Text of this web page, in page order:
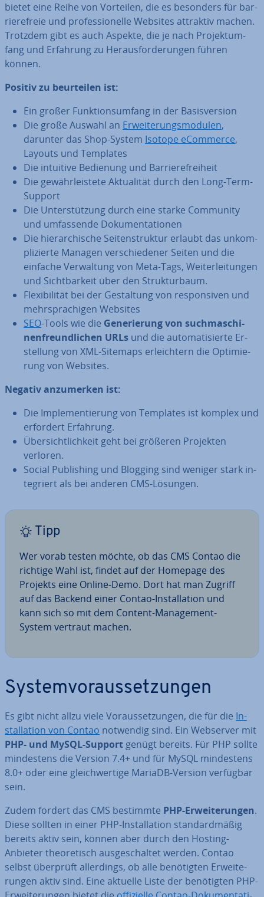
bietet eine Reihe von Vorteilen, die es besonders für bar­
rie­re­freie und pro­fes­sio­nel­le Websites attraktiv machen.
Trotzdem gibt es auch Aspekte, die je nach Pro­jekt­um­
fang und Erfahrung zu Her­aus­for­de­run­gen führen
können.
Positiv zu be­ur­tei­len ist:
Ein großer Funk­ti­ons­um­fang in der Ba­sis­ver­si­on
Die große Auswahl an Er­wei­te­rungs­mo­du­len,
darunter das Shop-System Isotope eCommerce,
Layouts und Templates
Die intuitive Bedienung und Bar­rie­re­frei­heit
Die ge­währ­leis­te­te Ak­tua­li­tät durch den Long-Term-
Support
Die Un­ter­stüt­zung durch eine starke Community
und um­fas­sen­de Do­ku­men­ta­tio­nen
Die hier­ar­chi­sche Sei­ten­struk­tur erlaubt das un­kom­
pli­zier­te Managen ver­schie­de­ner Seiten und die
einfache Ver­wal­tung von Meta-Tags, Wei­ter­lei­tun­gen
und Sicht­bar­keit über den Struk­tur­baum.
Fle­xi­bi­li­tät bei der Ge­stal­tung von re­spon­si­ven und
mehr­spra­chi­gen Websites
SEO-Tools wie die Ge­ne­rie­rung von such­ma­schi­
nen­freund­li­chen URLs und die au­to­ma­ti­sier­te Er­
stel­lung von XML-Sitemaps er­leich­tern die Op­ti­mie­
rung von Websites.
Negativ an­zu­mer­ken ist:
Die Im­ple­men­tie­rung von Templates ist komplex und
erfordert Erfahrung.
Über­sicht­lich­keit geht bei größeren Projekten
verloren.
Social Pu­bli­shing und Blogging sind weniger stark in­
te­griert als bei anderen CMS-Lösungen.
Tipp
Wer vorab testen möchte, ob das CMS Contao die
richtige Wahl ist, findet auf der Homepage des
Projekts eine Online-Demo. Dort hat man Zugriff
auf das Backend einer Contao-In­stal­la­ti­on und
kann sich so mit dem Content-Ma­nage­ment-
System vertraut machen.
Sys­tem­vor­aus­set­zun­gen
Es gibt nicht allzu viele Vor­aus­set­zun­gen, die für die In­
stal­la­ti­on von Contao notwendig sind. Ein Webserver mit
PHP- und MySQL-Support genügt bereits. Für PHP sollte
min­des­tens die Version 7.4+ und für MySQL min­des­tens
8.0+ oder eine gleich­wer­ti­ge MariaDB-Version verfügbar
sein.
Zudem fordert das CMS bestimmte PHP-Er­wei­te­run­gen.
Diese sollten in einer PHP-In­stal­la­ti­on stan­dard­mä­ßig
bereits aktiv sein, können aber durch den Hosting-
Anbieter theo­re­tisch aus­ge­schal­tet werden. Contao
selbst überprüft al­ler­dings, ob alle be­nö­tig­ten Er­wei­te­
run­gen aktiv sind. Eine aktuelle Liste der be­nö­tig­ten PHP-